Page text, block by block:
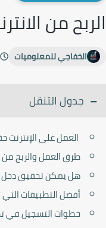
من
الخفاجي للمعلوميات
جدول التنقل
العمل على الإنترنت
طرق العمل والربح من
هل يمكن تحقيق دخل
أفضل التطبيقات التي
خطوات التسجيل في